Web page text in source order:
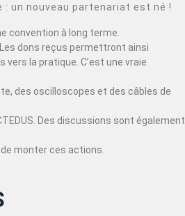
: un nouveau partenariat est né !
convention à long terme.
dons reçus permettront ainsi
la pratique. C’est une vraie
des oscilloscopes et des câbles de
Des discussions sont également
monter ces actions.